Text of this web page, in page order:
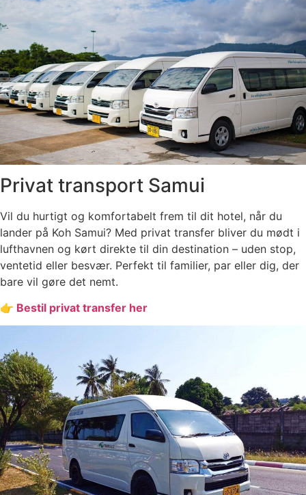
Privat transport Samui
Vil du hurtigt og komfortabelt frem til dit hotel, når du
lander på Koh Samui? Med privat transfer bliver du mødt i
lufthavnen og kørt direkte til din destination – uden stop,
ventetid eller besvær. Perfekt til familier, par eller dig, der
bare vil gøre det nemt.
👉 Bestil privat transfer her